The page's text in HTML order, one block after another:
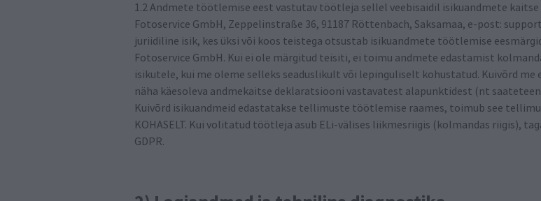
1.2 Andmete töötlemise eest vastutav töötleja sellel veebisaidil isikuandmete kaitse
Fotoservice GmbH, Zeppelinstraße 36, 91187 Röttenbach, Saksamaa, e-post:
juriidiline isik, kes üksi või koos teistega otsustab isikuandmete töötlemise
Fotoservice GmbH. Kui ei ole märgitud teisiti, ei toimu andmete edastamist
isikutele, kui me oleme selleks seaduslikult või lepinguliselt kohustatud. Kuivõrd
näha käesoleva andmekaitse deklaratsiooni vastavatest alapunktidest (nt
Kuivõrd isikuandmeid edastatakse tellimuste töötlemise raames, toimub see
KOHASELT. Kui volitatud töötleja asub ELi-välises liikmesriigis (kolmandas riigis),
GDPR.